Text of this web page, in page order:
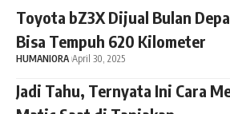
Toyota bZ3X Dijual Bulan
Bisa Tempuh 620 Kilometer
HUMANIORA April 30, 2025
Jadi Tahu, Ternyata Ini Cara